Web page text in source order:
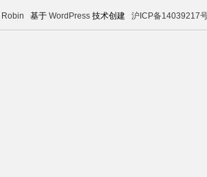
Robin 基于WordPress技术创建 沪ICP备14039217